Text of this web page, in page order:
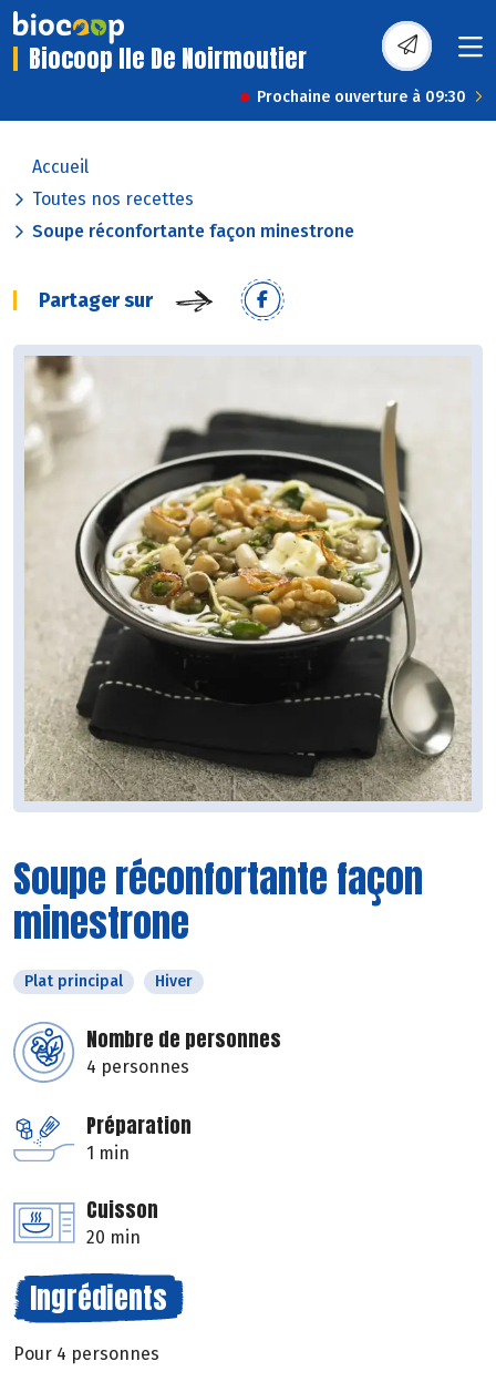
Biocoop Ile De Noirmoutier
Prochaine ouverture à 09:30
Accueil
Toutes nos recettes
Soupe réconfortante façon minestrone
Partager sur
Soupe réconfortante façon
minestrone
Plat principal Hiver
Nombre de personnes
4 personnes
Préparation
1 min
Cuisson
20 min
Ingrédients
Pour 4 personnes